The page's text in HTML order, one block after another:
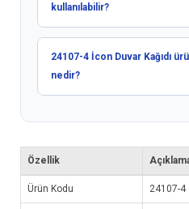
kullanılabilir?
24107-4 İcon Duvar Kağıdı
nedir?
Özellik
Ürün Kodu 24107-4